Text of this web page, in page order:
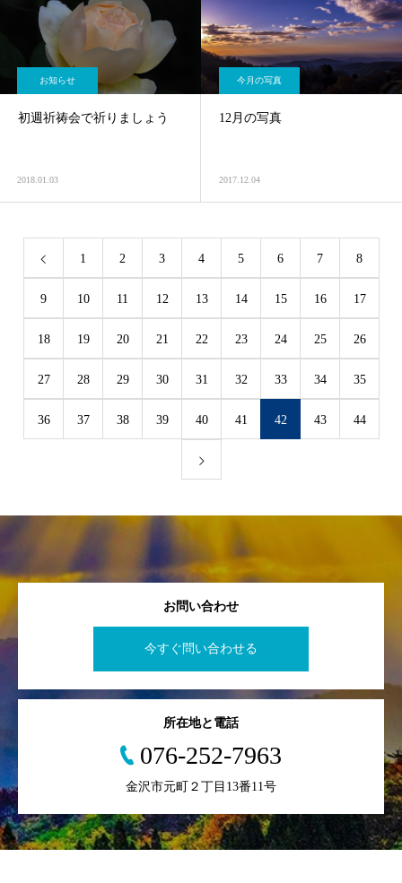
お知らせ
初週祈祷会で祈りましょう
2018.01.03
今月の写真
12月の写真
2017.12.04
1 2 3 4 5 6 7 8
9 10 11 12 13 14 15 16 17
18 19 20 21 22 23 24 25 26
27 28 29 30 31 32 33 34 35
36 37 38 39 40 41 42 43 44
お問い合わせ
今すぐ問い合わせる
所在地と電話
076-252-7963
金沢市元町２丁目13番11号